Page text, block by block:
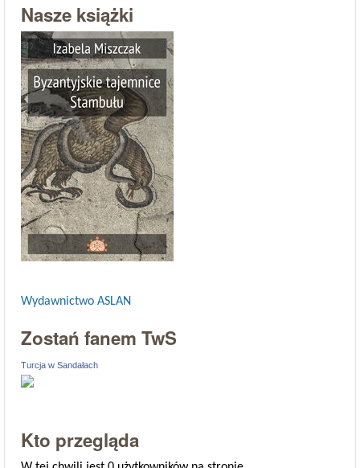
Nasze książki
Wydawnictwo ASLAN
Zostań fanem TwS
Turcja w Sandałach
Kto przegląda